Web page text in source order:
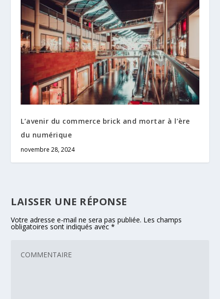
L’avenir du commerce brick and mortar à l’ère
du numérique
novembre 28, 2024
LAISSER UNE RÉPONSE
Votre adresse e-mail ne sera pas publiée. Les champs
obligatoires sont indiqués avec*